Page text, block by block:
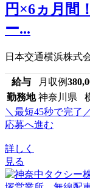
円×6ヵ月間
ー...
日本交通横浜株式
給与 月収例
勤務地 神奈川県
＼最短45秒で完了
応募へ進む
詳しく
見る